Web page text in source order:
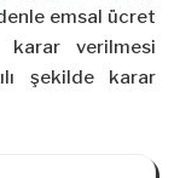
emsal ücret
karar verilmesi
şekilde karar